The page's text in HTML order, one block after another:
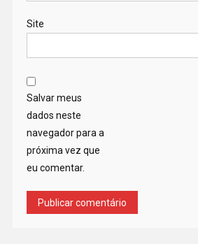
Site
Salvar meus
dados neste
navegador para a
próxima vez que
eu comentar.